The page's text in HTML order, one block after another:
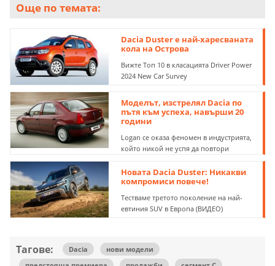
Още по темата:
Dacia Duster e най-харесваната
кола на Острова
Вижте Топ 10 в класацията Driver Power
2024 New Car Survey
Моделът, изстрелял Dacia по
пътя към успеха, навърши 20
години
Logan се оказа феномен в индустрията,
който никой не успя да повтори
Новата Dacia Duster: Никакви
компромиси повече!
Тестваме третото поколение на най-
евтиния SUV в Европа (ВИДЕО)
Тагове: Dacia
нови модели